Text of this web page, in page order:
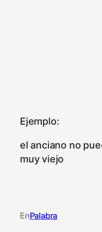
Ejemplo:
el anciano no
muy viejo
EnPalabra